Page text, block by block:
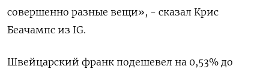
совершенно разные вещи», - сказал Крис
Беачампс из IG.
Швейцарский франк подешевел на 0,53% до